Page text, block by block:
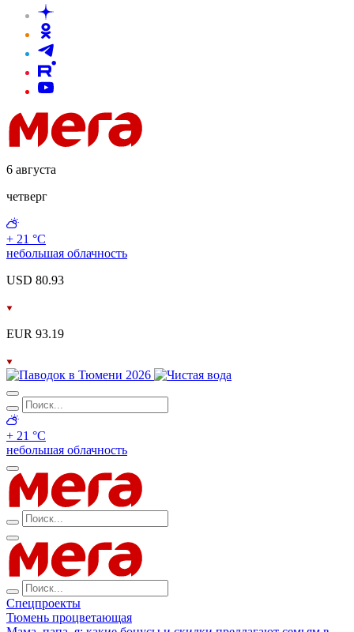
6 августа
четверг
+ 21 °С
небольшая облачность
USD 80.93
EUR 93.19
+ 21 °С
небольшая облачность
Спецпроекты
Тюмень процветающая